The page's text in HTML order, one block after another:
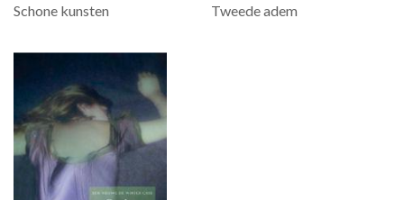
Schone kunsten Tweede adem